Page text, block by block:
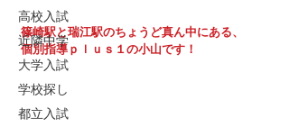
高校入試
近隣中学
大学入試
学校探し
都立入試
篠崎駅と瑞江駅のちょうど真ん中にある、
個別指導ｐｌｕｓ１の小山です！